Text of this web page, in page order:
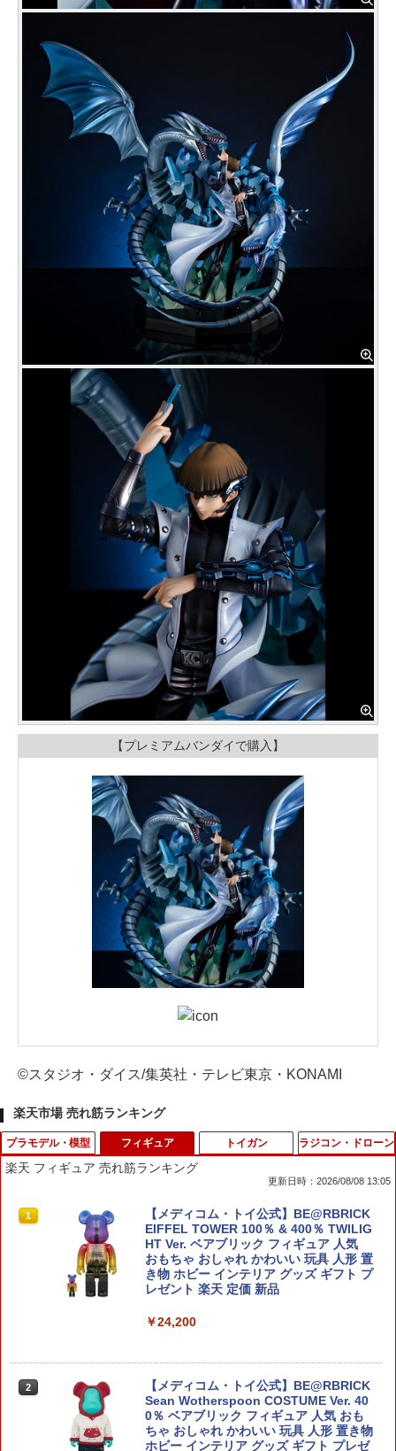
【プレミアムバンダイで購入】
©スタジオ・ダイス/集英社・テレビ東京・KONAMI
楽天市場 売れ筋ランキング
プラモデル・模型
1
光栄堂 ランドスポンジ【最短営業日発
送】極細 混色 着色スポンジ 樹木 芝 細
植栽表現 樹木模型 ミニチュアツリー 鉄
道模型 ジオラマ 建築模型材料 ハンドメ
イド材料
闘機 烈風一一型 プラモデル（再販）[フ
ァインモールド]《発売済・在庫品》
￥2,770
フィギュア
楽天 フィギュア 売れ筋ランキング
更新日時：2026/08/08 13:05
1
【メディコム・トイ公式】BE@RBRICK
EIFFEL TOWER 100％ & 400％ TWILIG
HT Ver. ベアブリック フィギュア 人気
おもちゃ おしゃれ かわいい 玩具 人形 置
き物 ホビー インテリア グッズ ギフト プ
レゼント 楽天 定価 新品
￥24,200
2
【メディコム・トイ公式】BE@RBRICK
Sean Wotherspoon COSTUME Ver. 40
0％ ベアブリック フィギュア 人気 おも
ちゃ おしゃれ かわいい 玩具 人形 置き物
ホビー インテリア グッズ ギフト プレゼ
トイガン ラジコン・ドローン